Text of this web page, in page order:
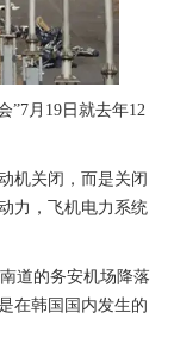
”7月19日就去年12
机关闭，而是关闭
力，飞机电力系统
道的务安机场降落
在韩国国内发生的